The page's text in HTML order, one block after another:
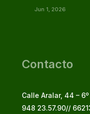
Jun 1, 2026
Contacto
Calle Aralar, 44 –
948 23.57.90//